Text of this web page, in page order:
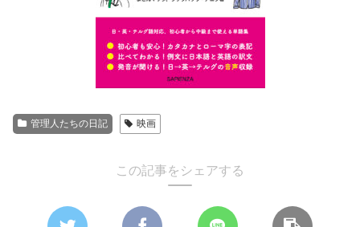
管理人たちの日記 映画
この記事をシェアする